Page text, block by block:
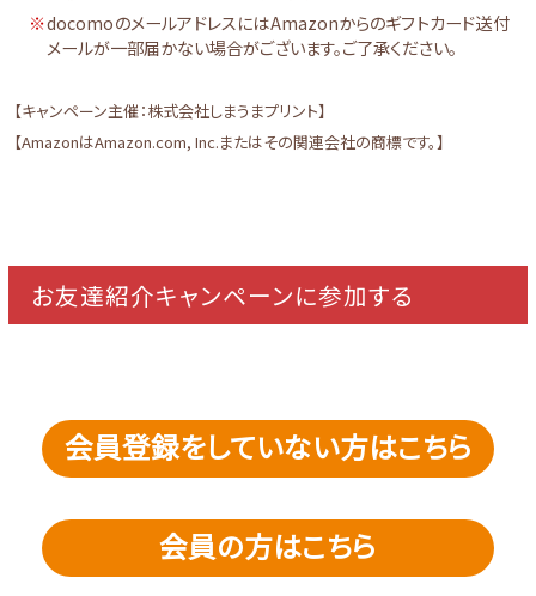
docomoのメールアドレスにはAmazonからのギフトカード送付
メールが一部届かない場合がございます。ご了承ください。
【キャンペーン主催：株式会社しまうまプリント】
【AmazonはAmazon.com, Inc.またはその関連会社の商標です。】
お友達紹介キャンペーンに参加する
会員登録をしていない方はこちら
会員の方はこちら